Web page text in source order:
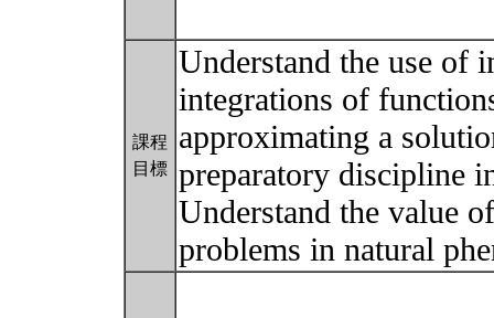
課程
目標
Understand the use of
integrations of
approximating a
preparatory discipline
Understand the value
problems in natural